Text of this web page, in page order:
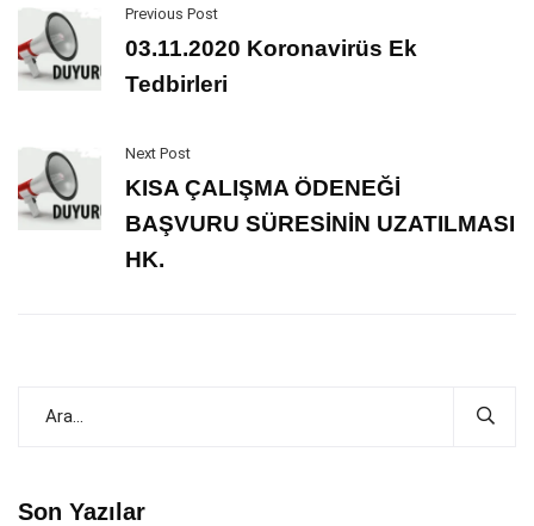
Previous Post
03.11.2020 Koronavirüs Ek
Tedbirleri
Next Post
KISA ÇALIŞMA ÖDENEĞİ
BAŞVURU SÜRESİNİN UZATILMASI
HK.
Son Yazılar